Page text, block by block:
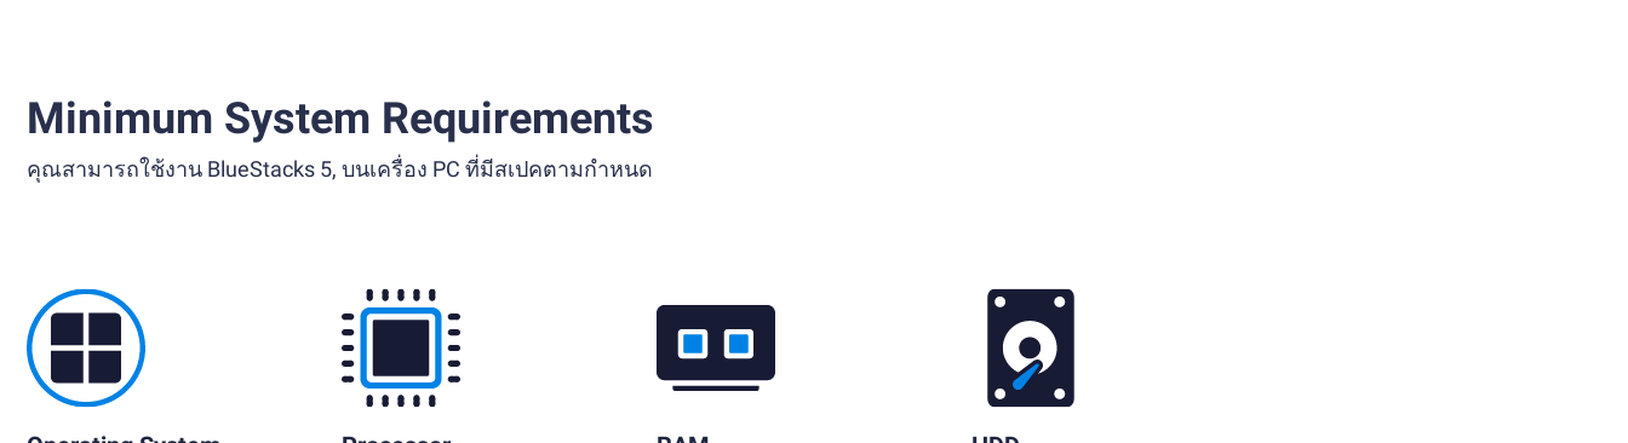
Minimum System Requirements
คุณสามารถใช้งาน BlueStacks 5, บนเครื่อง PC ที่มีสเปคตามกำหนด